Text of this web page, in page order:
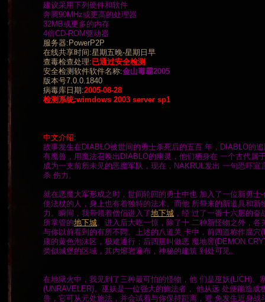
建议采用下列硬件和软件
奔腾90MHz或更高的处理器
32MB或更多的内存
4倍CD-ROM驱动器
服务器:PowerP2P
在线共享时间:星期五晚-星期日早
查毒检查处理:已通过安全检测
安全检测软件软件名称:金山毒霸2005
版本号7.0.0.1840
病毒库日期:2005-08-28
检测系统:wimdows 2003 server sp1
中文介绍:
故事发生在DIABLO被世间的勇士杀死后的五百 年，DIABLO的
有魔兽，用魔法召唤出DIABLO的幽灵，他们栖身在 一个古代属
成为一支前所未见的恶魔军队，现在，NAKRUL发出 一句恐吓
杀 伤力。
就在恶魔大军形成之时，世间轮回的勇士中也 加入了一位新勇
使法杖的人，身上也有着独特的法术。而他 所带来的新道具和
力。瞬间，我带领着僧侣进入了地下城 ，经 过了一番十六层的
所掌管的地下城。进入后大吃一惊，除了十 二种新怪物之外，
与你以前看到的有所不同。上述的八道关 卡中，前四道称作腐
康的黄色泡沫区，极难通行；后四层叫做恶 魔地窖(DEMON
类似城堡的区域，其内熔岩遍布，神秘的建筑 到处可见。
在地狱火中，我见到了三种最可怕的怪物，他 们是巫妖(LICH)、
(UNRAVELER)。巫妖是一位强大的施法者， 他从远 处便能造
兽，它可从元处施法，并会试着与你保持距离，避 免发生近身